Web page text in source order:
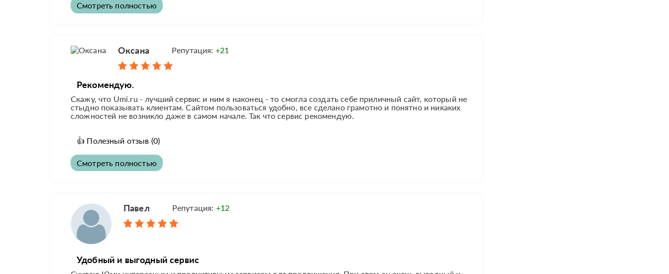
Смотреть полностью
Оксана Репутация: +21
Рекомендую.
Скажу, что Umi.ru - лучший сервис и ним я наконец - то смогла создать себе приличный сайт, который не
стыдно показывать клиентам. Сайтом пользоваться удобно, все сделано грамотно и понятно и никаких
сложностей не возникло даже в самом начале. Так что сервис рекомендую.
👍 Полезный отзыв (0)
Смотреть полностью
Павел Репутация: +12
Удобный и выгодный сервис